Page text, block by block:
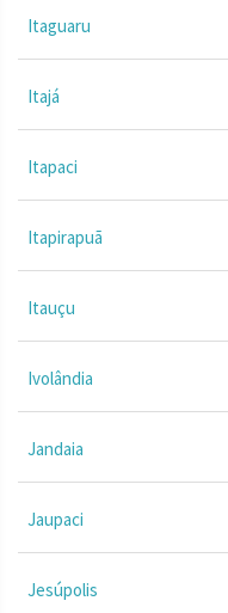
Itaguaru
Itajá
Itapaci
Itapirapuã
Itauçu
Ivolândia
Jandaia
Jaupaci
Jesúpolis